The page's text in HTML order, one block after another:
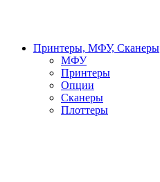
Принтеры, МФУ, Сканеры
МФУ
Принтеры
Опции
Сканеры
Плоттеры